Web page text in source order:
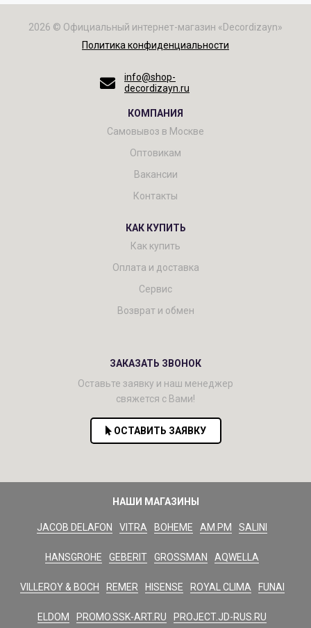
2026 © Официальный интернет-магазин «Decordizayn»
Политика конфиденциальности
info@shop-
decordizayn.ru
КОМПАНИЯ
Самовывоз в Москве
Оптовикам
Вакансии
Контакты
КАК КУПИТЬ
Как купить
Оплата и доставка
Сервис
Возврат и обмен
ЗАКАЗАТЬ ЗВОНОК
Оставьте заявку и наш менеджер
свяжется с Вами!
ОСТАВИТЬ ЗАЯВКУ
НАШИ МАГАЗИНЫ
JACOB DELAFON VITRA BOHEME AM.PM SALINI
HANSGROHE GEBERIT GROSSMAN AQWELLA
VILLEROY & BOCH REMER HISENSE ROYAL CLIMA FUNAI
ELDOM PROMO.SSK-ART.RU PROJECT.JD-RUS.RU